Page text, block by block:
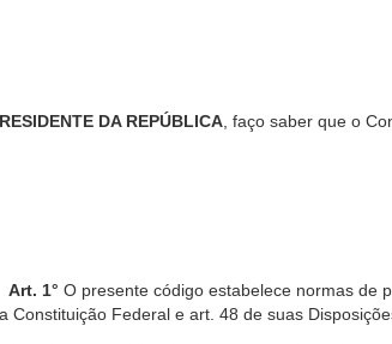
DA REPÚBLICA, faço saber que o
Art. 1° O presente código estabelece normas de
Constituição Federal e art. 48 de suas